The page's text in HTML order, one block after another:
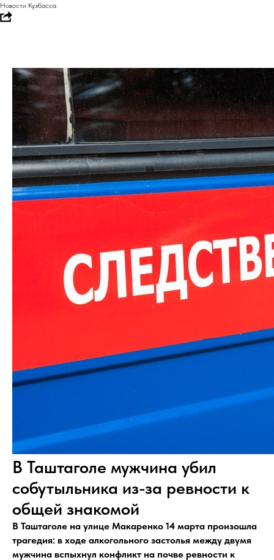
Новости Кузбасса
В Таштаголе мужчина убил
собутыльника из-за ревности к
общей знакомой
В Таштаголе на улице Макаренко 14 марта произошла
трагедия: в ходе алкогольного застолья между двумя
мужчина вспыхнул конфликт на почве ревности к